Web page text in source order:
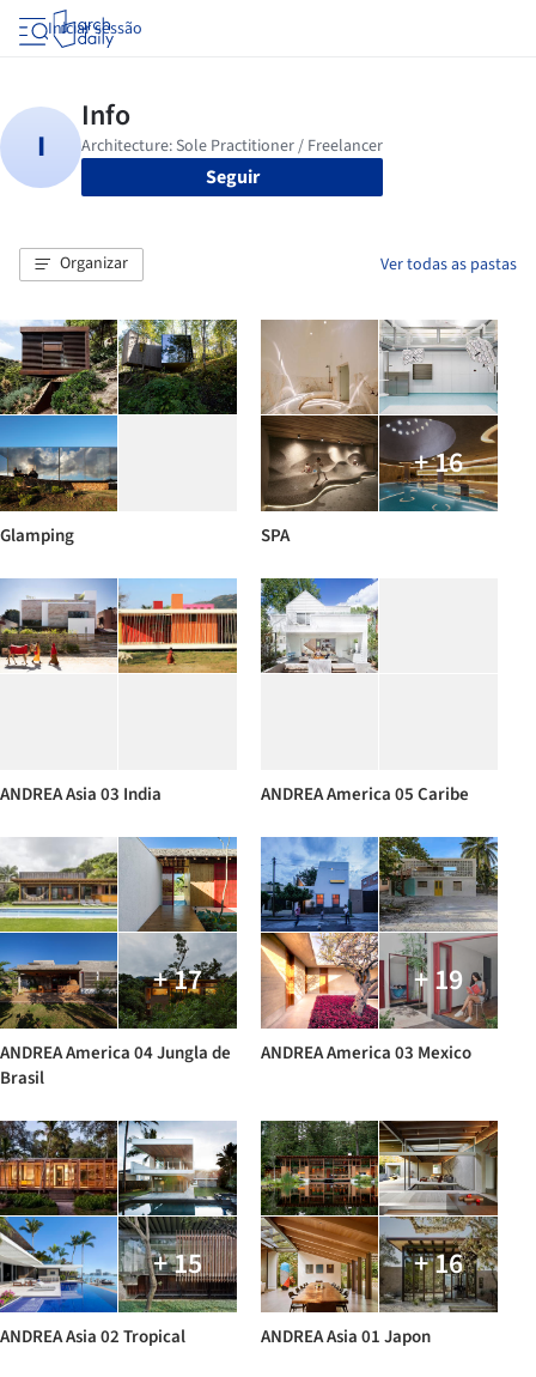
Iniciar sessão
Seguir
Organizar Ver todas as pastas
Glamping
+ 16
SPA
ANDREA Asia 03 India ANDREA America 05 Caribe
+ 17
ANDREA America 04 Jungla de
Brasil
+ 19
ANDREA America 03 Mexico
+ 15
ANDREA Asia 02 Tropical
+ 16
ANDREA Asia 01 Japon